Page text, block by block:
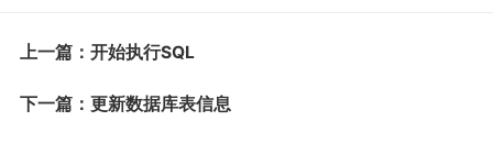
上一篇：开始执行SQL
下一篇：更新数据库表信息